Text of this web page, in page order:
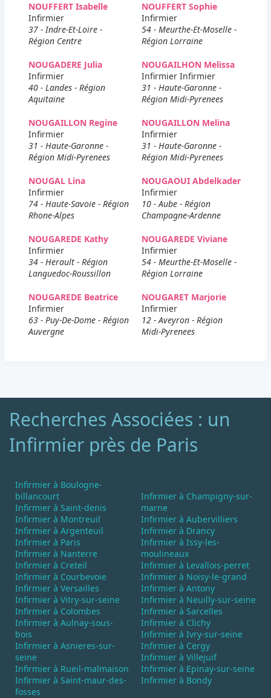
NOUFFERT Isabelle
Infirmier
37 - Indre-Et-Loire -
Région Centre
NOUFFERT Sophie
Infirmier
54 - Meurthe-Et-Moselle -
Région Lorraine
NOUGADERE Julia
Infirmier
40 - Landes - Région
Aquitaine
NOUGAILHON Melissa
Infirmier Infirmier
31 - Haute-Garonne -
Région Midi-Pyrenees
NOUGAILLON Regine
Infirmier
31 - Haute-Garonne -
Région Midi-Pyrenees
NOUGAILLON Melina
Infirmier
31 - Haute-Garonne -
Région Midi-Pyrenees
NOUGAL Lina
Infirmier
74 - Haute-Savoie - Région
Rhone-Alpes
NOUGAOUI Abdelkader
Infirmier
10 - Aube - Région
Champagne-Ardenne
NOUGAREDE Kathy
Infirmier
34 - Herault - Région
Languedoc-Roussillon
NOUGAREDE Viviane
Infirmier
54 - Meurthe-Et-Moselle -
Région Lorraine
NOUGAREDE Beatrice
Infirmier
63 - Puy-De-Dome - Région
Auvergne
NOUGARET Marjorie
Infirmier
12 - Aveyron - Région
Midi-Pyrenees
Recherches Associées : un
Infirmier près de Paris
Infirmier à Boulogne-
billancourt
Infirmier à Saint-denis
Infirmier à Montreuil
Infirmier à Argenteuil
Infirmier à Paris
Infirmier à Nanterre
Infirmier à Creteil
Infirmier à Courbevoie
Infirmier à Versailles
Infirmier à Vitry-sur-seine
Infirmier à Colombes
Infirmier à Aulnay-sous-
bois
Infirmier à Asnieres-sur-
seine
Infirmier à Rueil-malmaison
Infirmier à Saint-maur-des-
fosses
Infirmier à Champigny-sur-
marne
Infirmier à Aubervilliers
Infirmier à Drancy
Infirmier à Issy-les-
moulineaux
Infirmier à Levallois-perret
Infirmier à Noisy-le-grand
Infirmier à Antony
Infirmier à Neuilly-sur-seine
Infirmier à Sarcelles
Infirmier à Clichy
Infirmier à Ivry-sur-seine
Infirmier à Cergy
Infirmier à Villejuif
Infirmier à Epinay-sur-seine
Infirmier à Bondy